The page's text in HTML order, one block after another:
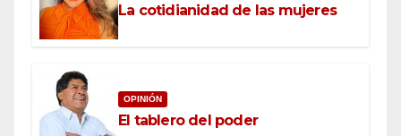
La cotidianidad de las mujeres
OPINIÓN
El tablero del poder